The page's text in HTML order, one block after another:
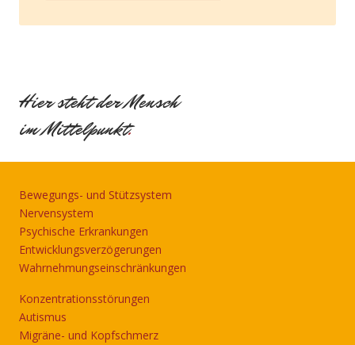
Hier steht der Mensch
im Mittelpunkt.
Bewegungs- und Stützsystem
Nervensystem
Psychische Erkrankungen
Entwicklungsverzögerungen
Wahrnehmungseinschränkungen
Konzentrationsstörungen
Autismus
Migräne- und Kopfschmerz